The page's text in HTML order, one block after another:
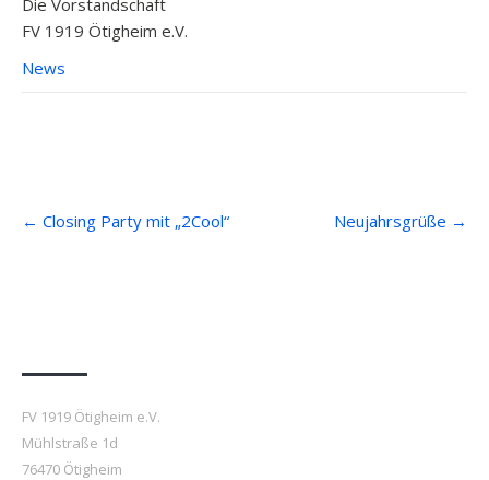
Die Vorstandschaft
FV 1919 Ötigheim e.V.
News
navigation
← Closing Party mit „2Cool“ Neujahrsgrüße →
FV 1919 Ötigheim e.V.
Mühlstraße 1d
76470 Ötigheim